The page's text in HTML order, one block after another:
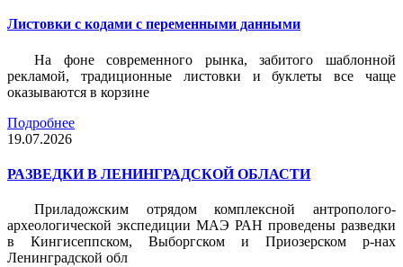
Листовки c кодами с переменными данными
На фоне современного рынка, забитого шаблонной
рекламой, традиционные листовки и буклеты все чаще
оказываются в корзине
Подробнее
19.07.2026
РАЗВЕДКИ В ЛЕНИНГРАДСКОЙ ОБЛАСТИ
Приладожским отрядом комплексной антрополого-
археологической экспедиции МАЭ РАН проведены разведки
в Кингисеппском, Выборгском и Приозерском р-нах
Ленинградской обл